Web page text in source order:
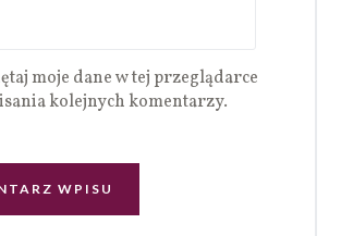
moje dane w tej przeglądarce
kolejnych komentarzy.